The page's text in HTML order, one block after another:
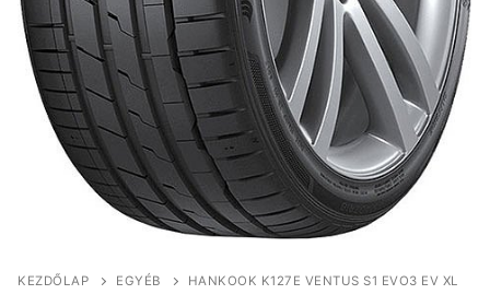
KEZDŐLAP EGYÉB HANKOOK K127E VENTUS S1 EVO3 EV XL